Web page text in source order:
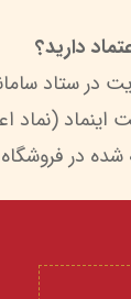
دارید؟
شده در